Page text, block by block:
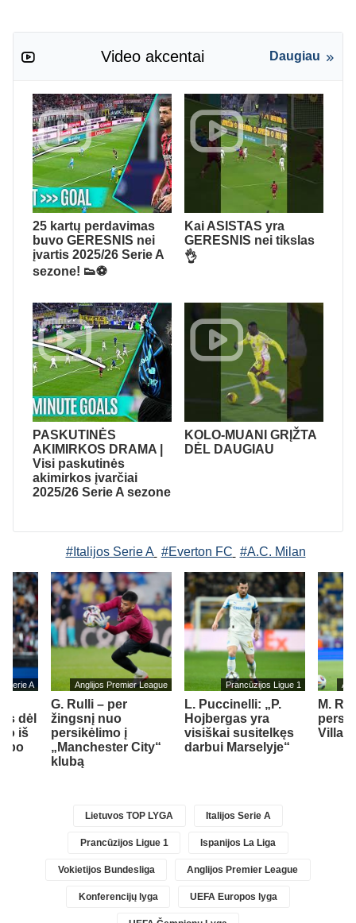
Video akcentai Daugiau
25 kartų perdavimas
buvo GERESNIS nei
įvartis 2025/26 Serie A
sezone! 👟⚽
Kai ASISTAS yra
GERESNIS nei tikslas
👌
PASKUTINĖS
AKIMIRKOS DRAMA |
Visi paskutinės
akimirkos įvarčiai
2025/26 Serie A sezone
KOLO-MUANI GRĮŽTA
DĖL DAUGIAU
#Italijos Serie A #Everton FC #A.C. Milan
Serie A
dėl
iš
Anglijos Premier League
G. Rulli – per
žingsnį nuo
persikėlimo į
„Manchester City“
klubą
Prancūzijos Ligue 1
L. Puccinelli: „P.
Hojbergas yra
visiškai susitelkęs
darbui Marselyje“
M.
Villa“
Lietuvos TOP LYGA Italijos Serie A
Prancūzijos Ligue 1 Ispanijos La Liga
Vokietijos Bundesliga Anglijos Premier League
Konferencijų lyga UEFA Europos lyga